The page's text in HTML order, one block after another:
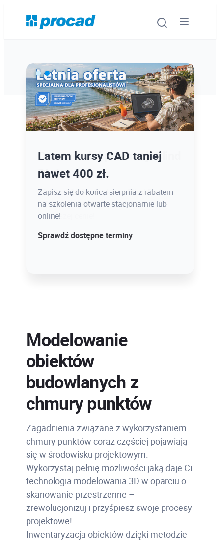
Ostatnie dni promocji Blind
Bird
12.08 o 12:08 zamykamy Blind Bird na
PROCAD EXPO 2026 - dołącz w
najlepszej cenie!
Sprawdź szczegóły!
Latem kursy CAD taniej
nawet 400 zł.
Zapisz się do końca sierpnia z rabatem
na szkolenia otwarte stacjonarnie lub
online!
Sprawdź dostępne terminy
Modelowanie
obiektów
budowlanych z
chmury punktów
Zagadnienia związane z wykorzystaniem
chmury punktów coraz częściej pojawiają
się w środowisku projektowym.
Wykorzystaj pełnię możliwości jaką daje Ci
technologia modelowania 3D w oparciu o
skanowanie przestrzenne –
zrewolucjonizuj i przyśpiesz swoje procesy
projektowe!
Inwentaryzacja obiektów dzięki metodzie
Oprogramowanie
Szkolenia
Urządzenia i serwis